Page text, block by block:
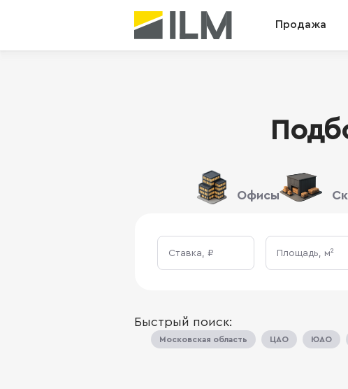
Продажа
Офисы
Ставка, ₽ Площадь, м²
Быстрый поиск:
Московская область ЦАО ЮАО